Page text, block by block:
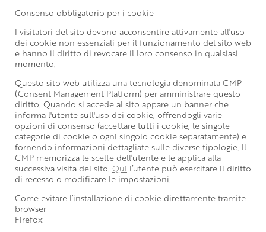
Consenso obbligatorio per i cookie
I visitatori del sito devono acconsentire attivamente all'uso
dei cookie non essenziali per il funzionamento del sito web
e hanno il diritto di revocare il loro consenso in qualsiasi
momento.
Questo sito web utilizza una tecnologia denominata CMP
(Consent Management Platform) per amministrare questo
diritto. Quando si accede al sito appare un banner che
informa l'utente sull'uso dei cookie, offrendogli varie
opzioni di consenso (accettare tutti i cookie, le singole
categorie di cookie o ogni singolo cookie separatamente) e
fornendo informazioni dettagliate sulle diverse tipologie. Il
CMP memorizza le scelte dell'utente e le applica alla
successiva visita del sito. Qui l’utente può esercitare il diritto
di recesso o modificare le impostazioni.
Come evitare l’installazione di cookie direttamente tramite
browser
Firefox: